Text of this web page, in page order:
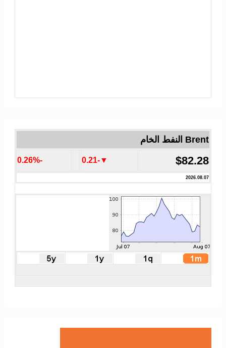
Brent النفط الخام
$82.28
▼-0.21
-0.26%
2026.08.07